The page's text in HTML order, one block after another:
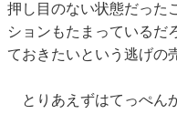
押し目のない状態だった
ションもたまっているだ
ておきたいという逃げの
とりあえずはてっぺん